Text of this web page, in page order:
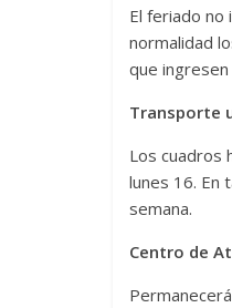
El feriado
normalidad
que
Transporte
Los cuadros
lunes 16. En
semana.
Centro de